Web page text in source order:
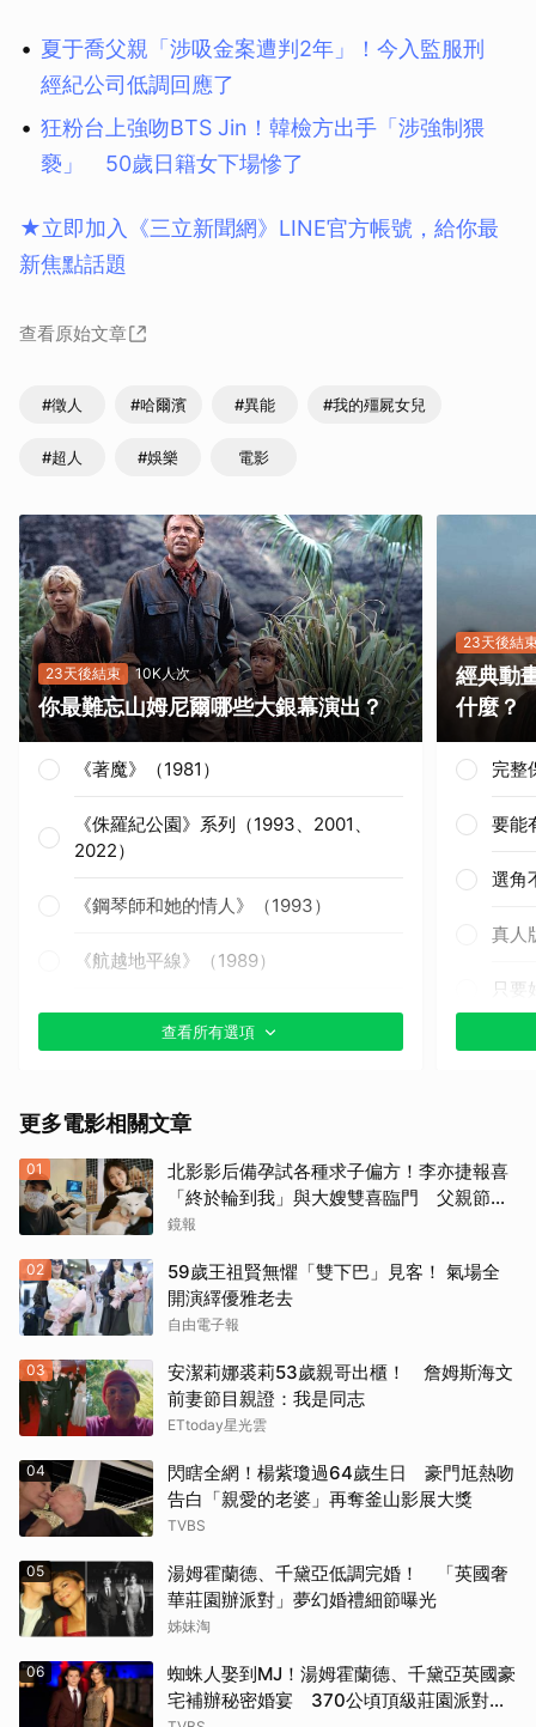
夏于喬父親「涉吸金案遭判2年」！今入監服刑
經紀公司低調回應了
狂粉台上強吻BTS Jin！韓檢方出手「涉強制猥
褻」 50歲日籍女下場慘了
★立即加入《三立新聞網》LINE官方帳號，給你最
新焦點話題
查看原始文章
#徵人 #哈爾濱 #異能 #我的殭屍女兒
#超人 #娛樂 電影
23天後結束 10K人次
你最難忘山姆尼爾哪些大銀幕演出？
《著魔》（1981）
《侏羅紀公園》系列（1993、2001、
2022）
《鋼琴師和她的情人》（1993）
《航越地平線》（1989）
《獵殺紅色十月》（1990）
《撕裂地平線》（1997）
《變人》（1999）
《鋼鐵墳墓》（2013）
《震盪效應》(2015)
《網住愛情》（2004）
其他（歡迎貼文分享）
查看所有選項
23天後結
經典動
什麼？
完整
要能
選角
真人
只要
更多電影相關文章
01
北影影后備孕試各種求子偏方！李亦捷報喜
「終於輪到我」與大嫂雙喜臨門 父親節喊
話亡父：他一定在笑
鏡報
02
59歲王祖賢無懼「雙下巴」見客！ 氣場全
開演繹優雅老去
自由電子報
03
安潔莉娜裘莉53歲親哥出櫃！ 詹姆斯海文
前妻節目親證：我是同志
ETtoday星光雲
04
閃瞎全網！楊紫瓊過64歲生日 豪門尪熱吻
告白「親愛的老婆」再奪釜山影展大獎
TVBS
05
湯姆霍蘭德、千黛亞低調完婚！ 「英國奢
華莊園辦派對」夢幻婚禮細節曝光
姊妹淘
06
蜘蛛人娶到MJ！湯姆霍蘭德、千黛亞英國豪
宅補辦秘密婚宴 370公頃頂級莊園派對曝